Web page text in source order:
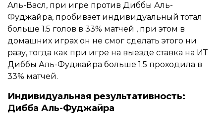
Аль-Васл, при игре против Диббы Аль-
Фуджайра, пробивает индивидуальный тотал
больше 1.5 голов в 33% матчей , при этом в
домашних играх он не смог сделать этого ни
разу, тогда как при игре на выезде ставка на ИТ
Диббы Аль-Фуджайра больше 1.5 проходила в
33% матчей.
Индивидуальная результативность:
Дибба Аль-Фуджайра